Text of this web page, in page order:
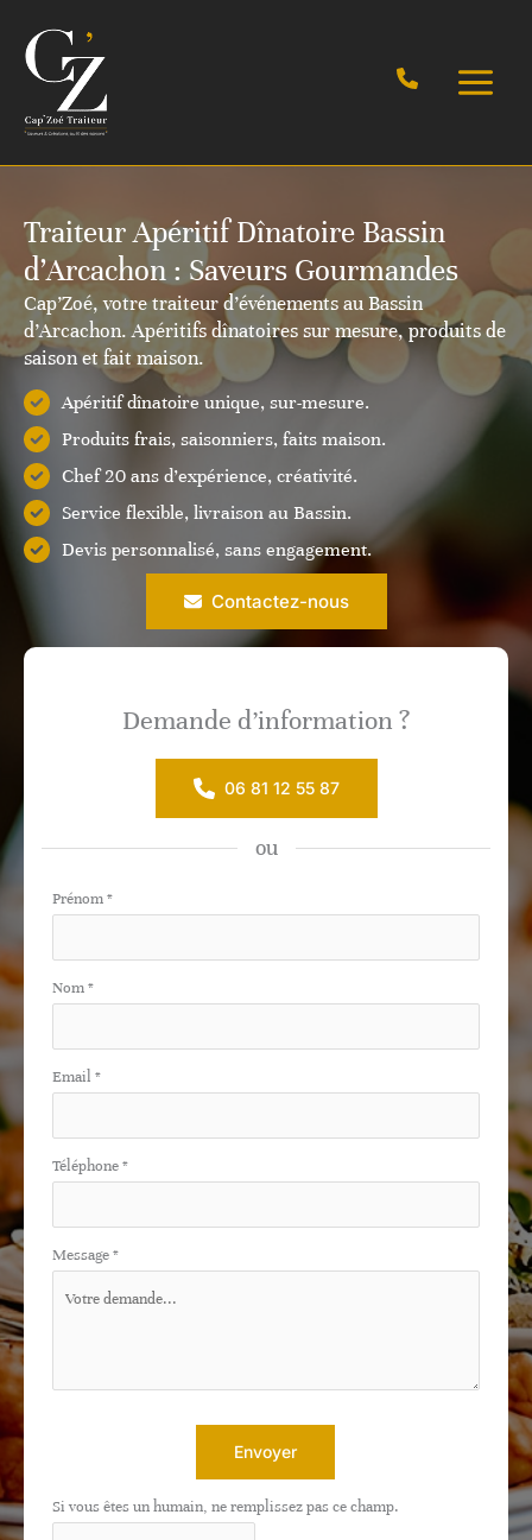
contenu
Traiteur Apéritif Dînatoire Bassin
d’Arcachon : Saveurs Gourmandes
Cap’Zoé, votre traiteur d’événements au Bassin
d’Arcachon. Apéritifs dînatoires sur mesure, produits de
saison et fait maison.
Apéritif dînatoire unique, sur-mesure.
Produits frais, saisonniers, faits maison.
Chef 20 ans d’expérience, créativité.
Service flexible, livraison au Bassin.
Devis personnalisé, sans engagement.
Contactez-nous
Demande d’information ?
06 81 12 55 87
ou
Formulaire
avec
téléphone
Prénom*
Nom*
Email *
Téléphone*
Message*
Envoyer
Si vous êtes un humain, ne remplissez pas ce champ.